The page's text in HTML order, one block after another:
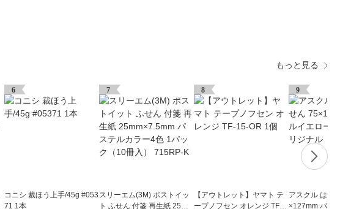
もっと見る
6
コニシ 裁ほう上手/45g #053
71 1本
7
スリーエム(3M) ポストイッ
ト ふせん 付箋 再生紙 25mm
8
【アウトレット】ヤマト テ
ープノフセン オレンジ TF-1
9
アスクル はた
×127mm パス